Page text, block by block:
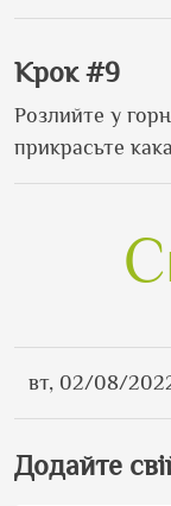
Крок #9
Розлийте у
прикрасьте
вт, 02/08/
Додайте